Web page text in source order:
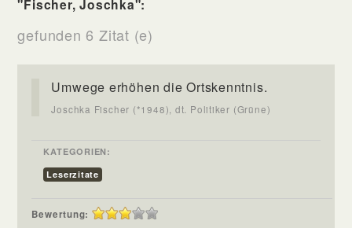
"Fischer, Joschka":
gefunden 6 Zitat (e)
Umwege erhöhen die Ortskenntnis.
Joschka Fischer (*1948), dt. Politiker (Grüne)
KATEGORIEN:
Leserzitate
Bewertung: